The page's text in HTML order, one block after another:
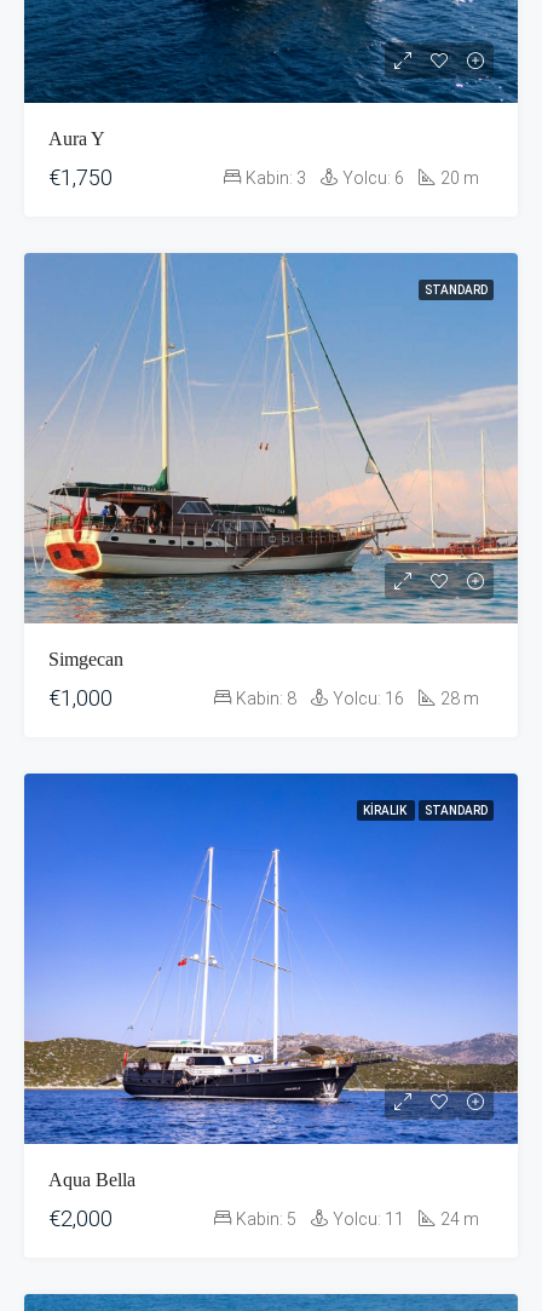
Aura Y
€1,750 Kabin: 3 Yolcu: 6 20 m
STANDARD
Simgecan
€1,000 Kabin: 8 Yolcu: 16 28 m
KIRALIK STANDARD
Aqua Bella
€2,000 Kabin: 5 Yolcu: 11 24 m